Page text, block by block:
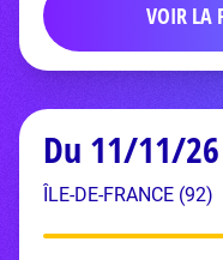
VOIR LA
Du 11/11/
ÎLE-DE-FRANCE (92)